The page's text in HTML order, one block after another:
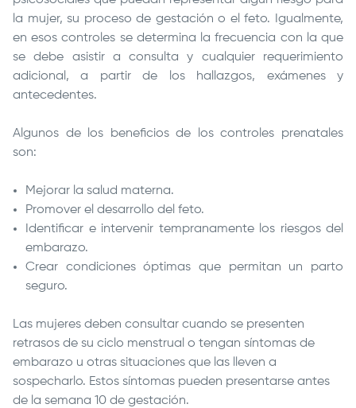
la mujer, su proceso de gestación o el feto. Igualmente,
en esos controles se determina la frecuencia con la que
se debe asistir a consulta y cualquier requerimiento
adicional, a partir de los hallazgos, exámenes y
antecedentes.
Algunos de los beneficios de los controles prenatales
son:
Mejorar la salud materna.
Promover el desarrollo del feto.
Identificar e intervenir tempranamente los riesgos del
embarazo.
Crear condiciones óptimas que permitan un parto
seguro.
Las mujeres deben consultar cuando se presenten
retrasos de su ciclo menstrual o tengan síntomas de
embarazo u otras situaciones que las lleven a
sospecharlo. Estos síntomas pueden presentarse antes
de la semana 10 de gestación.